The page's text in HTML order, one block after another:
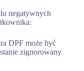
negatywnych
DPF może być
zignorowany